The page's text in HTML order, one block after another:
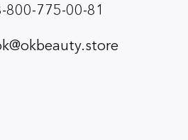
800-775-00-81